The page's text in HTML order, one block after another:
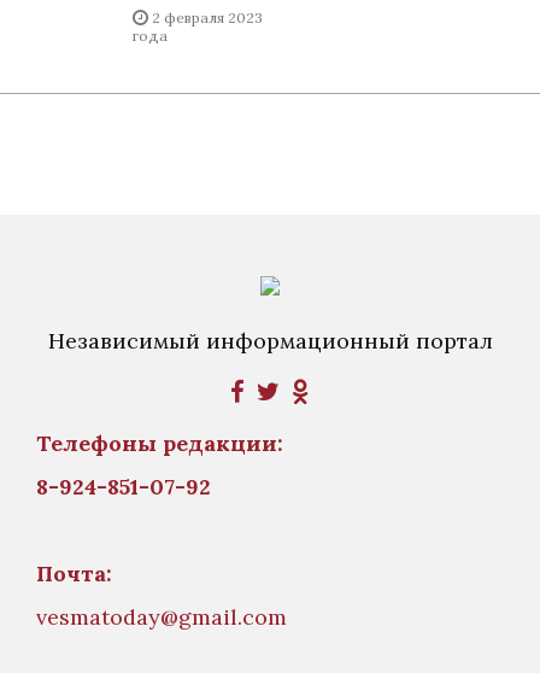
2 февраля 2023
года
Независимый информационный портал
Телефоны редакции:
8-924-851-07-92
Почта:
vesmatoday@gmail.com